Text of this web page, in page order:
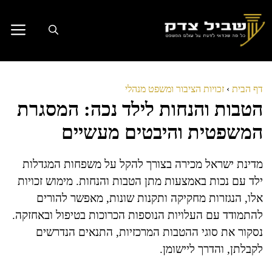
לתוכן
דף הבית › זכויות הציבור ומשפט מנהלי
הטבות והנחות לילד נכה: המסגרת
המשפטית והיבטים מעשיים
מדינת ישראל מכירה בצורך להקל על משפחות המגדלות
ילד עם נכות באמצעות מתן הטבות והנחות. מימוש זכויות
אלו, הנגזרות מחקיקה ותקנות שונות, מאפשר להורים
להתמודד עם העלויות הנוספות הכרוכות בטיפול ובאחזקה.
נסקור את סוגי ההטבות המרכזיות, התנאים הנדרשים
לקבלתן, והדרך ליישומן.